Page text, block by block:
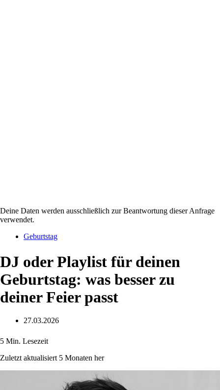
Deine Daten werden ausschließlich zur Beantwortung dieser Anfrage
verwendet.
Geburtstag
DJ oder Playlist für deinen
Geburtstag: was besser zu
deiner Feier passt
27.03.2026
5 Min. Lesezeit
Zuletzt aktualisiert 5 Monaten her